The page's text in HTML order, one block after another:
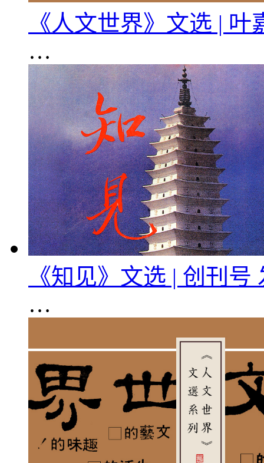
《人文世界》文选 |
…
《知见》文选 | 创刊号
…